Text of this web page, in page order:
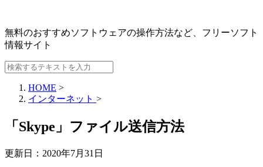
無料のおすすめソフトウェアの操作方法など、 フリーソフト
情報サイト
HOME >
インターネット >
「Skype」ファイル送信方法
更新日： 2020年7月31日